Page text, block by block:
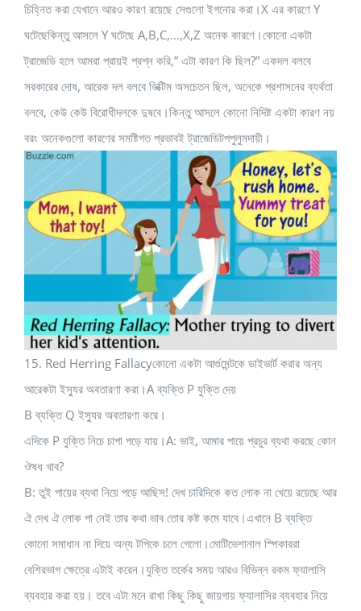
চিহ্নিত করা যেখানে আরও কারণ রয়েছে সেগুলো ইগনোর করা।X এর কারণে Y
ঘটেছেকিন্তু আসলে Y ঘটেছে A,B,C,…,X,Z অনেক কারণে।কোনো একটা
ট্রাজেডি হলে আমরা প্রায়ই প্রশ্ন করি,” এটা কারণ কি ছিল?” একদল বলবে
সরকারের দোষ, আরেক দল বলবে ভিক্টিম অসচেতন ছিল, অনেকে প্রশাসনের ব্যর্থতা
বলবে, কেউ কেউ বিরোধীদলকে দুষবে।কিন্তু আসলে কোনো নিদিষ্ট একটা কারণ নয়
বরং অনেকগুলো কারণের সমষ্টিগত প্রভাবই ট্রাজেডিটপপুলুমদায়ী।
15. Red Herring Fallacyকোনো একটা আর্গুমেন্টকে ডাইভার্ট করার অন্য
আরেকটা ইস্যুর অবতারণা করা।A ব্যক্তি P যুক্তি দেয়
B ব্যক্তি Q ইস্যুর অবতারণা করে।
এদিকে P যুক্তি নিচে চাপা পড়ে যায়।A: ভাই, আমার পায়ে প্রচুর ব্যথা করছে কোন
ঔষধ খাব?
B: তুই পায়ের ব্যথা নিয়ে পড়ে আছিস! দেখ চারিদিকে কত লোক না খেয়ে রয়েছে আর
ঐ দেখ ঐ লোক পা নেই তার কথা ভাব তোর কষ্ট কমে যাবে।এখানে B ব্যক্তি
কোনো সমাধান না দিয়ে অন্য টপিকে চলে গেলো।মোটিভেশানাল স্পিকাররা
বেশিরভাগ ক্ষেত্রে এটাই করেন।যুক্তি তর্কের সময় আরও বিভিন্ন রকম ফ্যালাসি
ব্যবহার করা হয়। তবে এটা মনে রাখা কিছু কিছু জায়গায় ফ্যালাসির ব্যবহার নিয়ে